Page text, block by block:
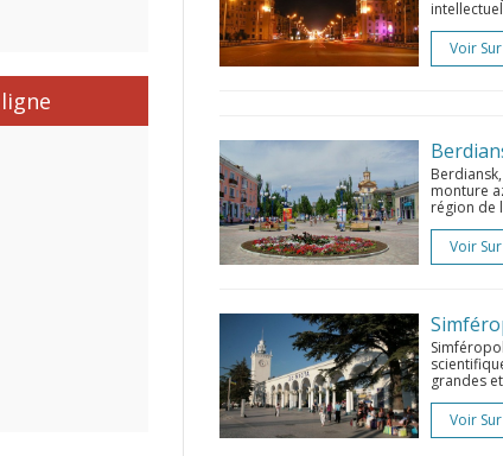
Voir
monture
région de
Voir
grandes
Voir